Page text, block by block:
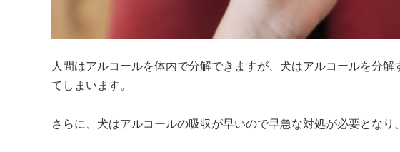
人間はアルコールを体内で分解できますが、犬はアルコールを分
てしまいます。
さらに、犬はアルコールの吸収が早いので早急な対処が必要となり